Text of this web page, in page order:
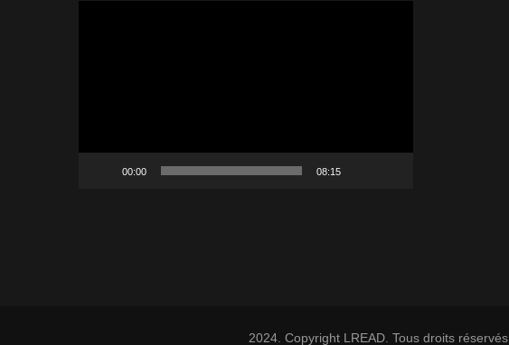
00:00 08:15
2024. Copyright LREAD. Tous droits réservés.